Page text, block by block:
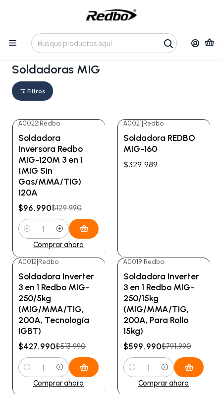
Tienda 100% Online con despacho a domicilio o retiro en
Oficina • Lun-Vie 09:30-14:00 / 15:00-17:30 • 📞 +56 9 3730 2311
Inicio Soldadoras MIG
Soldadoras MIG
Filtros
A0022|Redbo
Soldadora
Inversora Redbo
MIG-120M 3 en 1
(MIG Sin
Gas/MMA/TIG)
120A
$96.990$129.990
Cantidad
Comprar ahora
A0021|Redbo
Soldadora REDBO
MIG-160
$329.989
A0012 Redbo
Soldadora Inverter
3 en 1 Redbo MIG-
250/5kg
(MIG/MMA/TIG,
200A, Tecnología
IGBT)
$427.990$513.990
Cantidad
Comprar ahora
A0019 Redbo
Soldadora Inverter
3 en 1 Redbo MIG-
250/15kg
(MIG/MMA/TIG,
200A, Para Rollo
15kg)
$599.990$791.990
Cantidad
Comprar ahora